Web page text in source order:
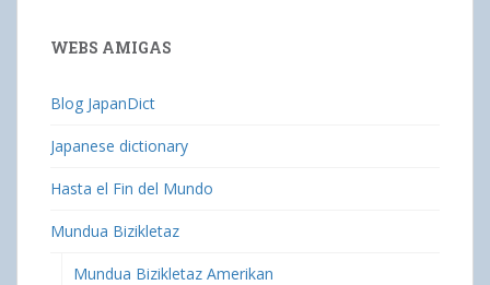
WEBS AMIGAS
Blog JapanDict
Japanese dictionary
Hasta el Fin del Mundo
Mundua Bizikletaz
Mundua Bizikletaz Amerikan